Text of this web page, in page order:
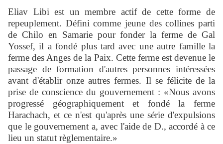
Eliav Libi est un membre actif de cette forme de
repeuplement. Défini comme jeune des collines parti
de Chilo en Samarie pour fonder la ferme de Gal
Yossef, il a fondé plus tard avec une autre famille la
ferme des Anges de la Paix. Cette ferme est devenue le
passage de formation d'autres personnes intéressées
avant d'établir onze autres fermes. Il se félicite de la
prise de conscience du gouvernement : «Nous avons
progressé géographiquement et fondé la ferme
Harachach, et ce n'est qu'après une série d'expulsions
que le gouvernement a, avec l'aide de D., accordé à ce
lieu un statut règlementaire.»